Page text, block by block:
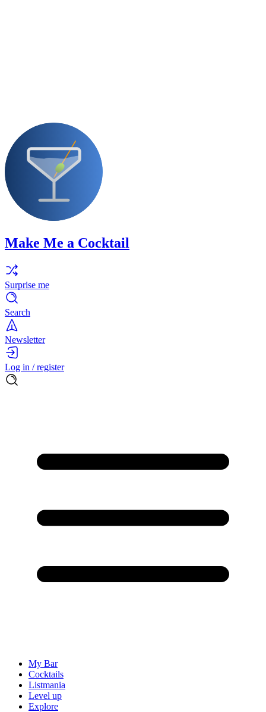
Make Me a Cocktail
Surprise me
Search
Newsletter
Log in / register
My Bar
Cocktails
Listmania
Level up
Explore